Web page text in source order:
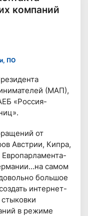
компаний
ПО
(МАП),
«Россия-
от
Австрии, Кипра,
самом
большое
интернет-
в режиме